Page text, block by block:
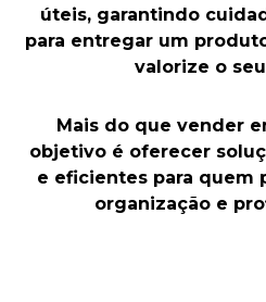
úteis, garantindo
para entregar um
valorize o
Mais do que vender
objetivo é oferecer
e eficientes para quem
organização e